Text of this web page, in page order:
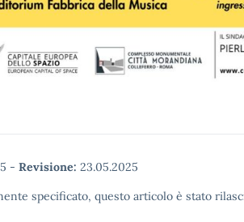
- Revisione: 23.05.2025
specificato, questo articolo è stato